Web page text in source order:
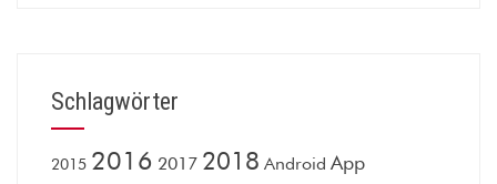
Schlagwörter
2015 2016 2017 2018 Android App